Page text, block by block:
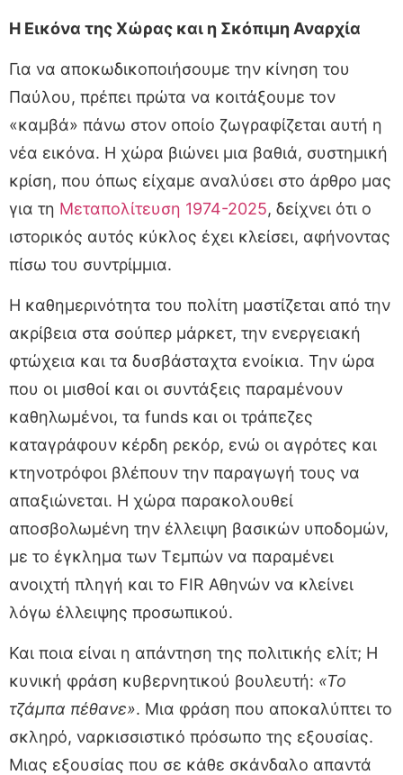
Η Εικόνα της Χώρας και η Σκόπιμη Αναρχία
Για να αποκωδικοποιήσουμε την κίνηση του
Παύλου, πρέπει πρώτα να κοιτάξουμε τον
«καμβά» πάνω στον οποίο ζωγραφίζεται αυτή η
νέα εικόνα. Η χώρα βιώνει μια βαθιά, συστημική
κρίση, που όπως είχαμε αναλύσει στο άρθρο μας
για τη Μεταπολίτευση 1974-2025, δείχνει ότι ο
ιστορικός αυτός κύκλος έχει κλείσει, αφήνοντας
πίσω του συντρίμμια.
Η καθημερινότητα του πολίτη μαστίζεται από την
ακρίβεια στα σούπερ μάρκετ, την ενεργειακή
φτώχεια και τα δυσβάσταχτα ενοίκια. Την ώρα
που οι μισθοί και οι συντάξεις παραμένουν
καθηλωμένοι, τα funds και οι τράπεζες
καταγράφουν κέρδη ρεκόρ, ενώ οι αγρότες και
κτηνοτρόφοι βλέπουν την παραγωγή τους να
απαξιώνεται. Η χώρα παρακολουθεί
αποσβολωμένη την έλλειψη βασικών υποδομών,
με το έγκλημα των Τεμπών να παραμένει
ανοιχτή πληγή και το FIR Αθηνών να κλείνει
λόγω έλλειψης προσωπικού.
Και ποια είναι η απάντηση της πολιτικής ελίτ; Η
κυνική φράση κυβερνητικού βουλευτή: «Το
τζάμπα πέθανε». Μια φράση που αποκαλύπτει το
σκληρό, ναρκισσιστικό πρόσωπο της εξουσίας.
Μιας εξουσίας που σε κάθε σκάνδαλο απαντά